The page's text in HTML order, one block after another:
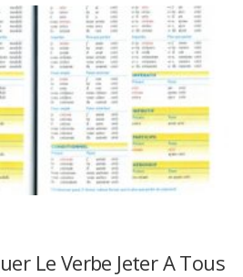
Le Verbe Jeter A Tous